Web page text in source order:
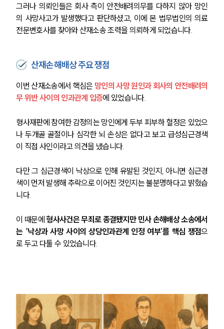
그러나 의뢰인들은 회사 측이 안전배려의무를 다하지 않아 망인
의 사망사고가 발생했다고 판단하셨고, 이에 본 법무법인의 의료
전문변호사를 찾아와 산재소송 조력을 의뢰하게 되었습니다.
산재손해배상 주요 쟁점
이번 산재소송에서 핵심은 망인의 사망 원인과 회사의 안전배려의
무 위반 사이의 인과관계 입증에 있었습니다.
형사재판에 참여한 감정의는 망인에게 두부 피부하 혈정은 있었으
나 두개골 골절이나 심각한 뇌 손상은 없다고 보고 급성심근경색
이 직접 사인이라고 의견을 냈습니다.
다만 그 심근경색이 낙상으로 인해 유발된 것인지, 아니면 심근경
색이 먼저 발생해 추락으로 이어진 것인지는 불분명하다고 밝혔습
니다.
이 때문에 형사사건은 무죄로 종결됐지만 민사 손해배상 소송에서
는 ‘낙상과 사망 사이의 상당인과관계 인정 여부’를 핵심 쟁점으
로 두고 다툴 수 있었습니다.